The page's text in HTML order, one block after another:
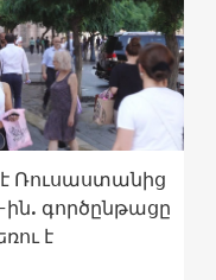
Ռուսաստանից
գործընթացը
է